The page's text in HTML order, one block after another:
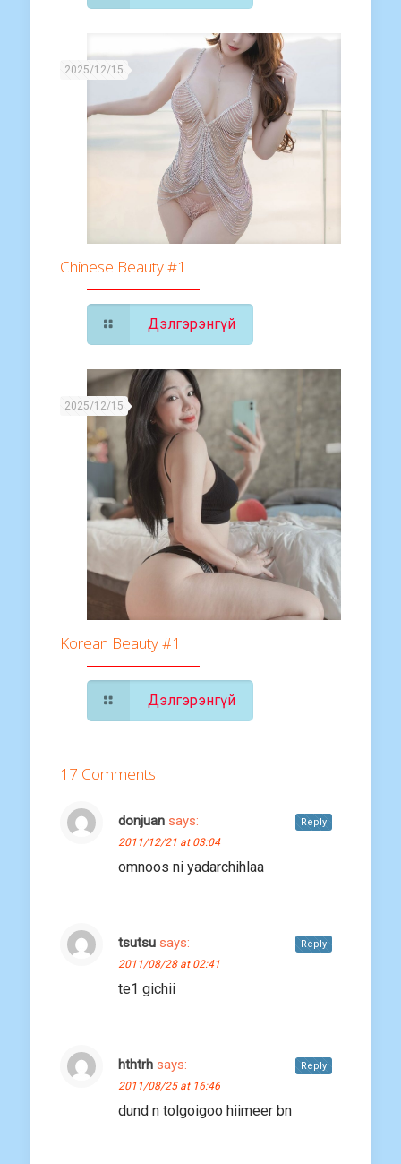
2025/12/15
Chinese Beauty #1
Дэлгэрэнгүй
2025/12/15
Korean Beauty #1
Дэлгэрэнгүй
17 Comments
donjuan says:
2011/12/21 at 03:04
omnoos ni yadarchihlaa
Reply
tsutsu says:
2011/08/28 at 02:41
te1 gichii
Reply
hthtrh says:
2011/08/25 at 16:46
dund n tolgoigoo hiimeer bn
Reply